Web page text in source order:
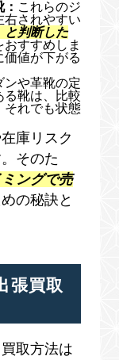
これらのジ
右されやすい
と判断した
おすすめしま
値が下がる
ンや革靴の定
る靴は、比較
それでも状態
庫リスク
そのた
ングで売
の秘訣と
張買取
取方法は